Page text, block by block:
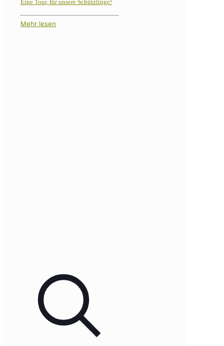
Eine Tour, für unsere Schützlinge!
Mehr lesen